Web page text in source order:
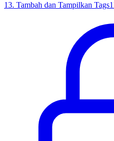
13. Tambah dan Tampilkan Tags